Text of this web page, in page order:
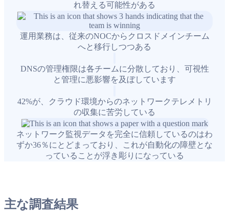
れ替える可能性がある
運用業務は、従来のNOCからクロスドメインチーム
へと移行しつつある
DNSの管理権限は各チームに分散しており、可視性
と管理に悪影響を及ぼしています
42%が、クラウド環境からのネットワークテレメトリ
の収集に苦労している
ネットワーク監視データを完全に信頼しているのはわ
ずか36％にとどまっており、これが自動化の障壁とな
っていることが浮き彫りになっている
主な調査結果